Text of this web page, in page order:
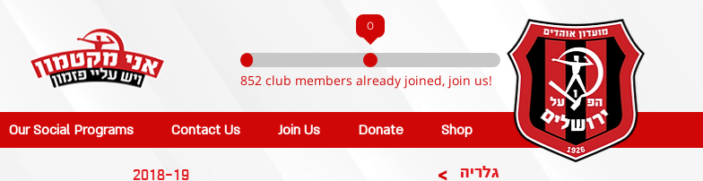
0
852 club members already joined, join us!
Our Social Programs Contact Us Join Us Donate Shop
>
2018-19 גלריה